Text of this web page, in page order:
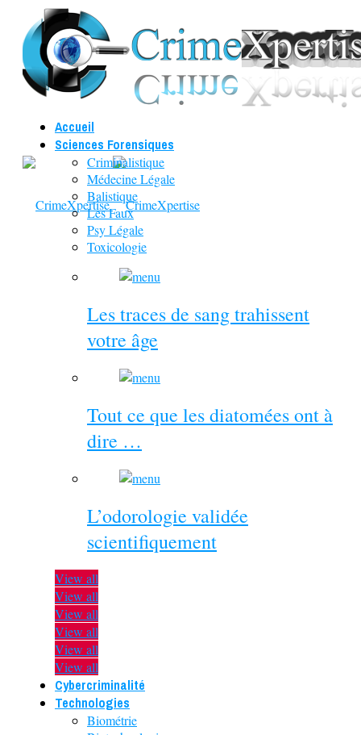
Accueil
Sciences Forensiques
Criminalistique
Médecine Légale
Balistique
Les Faux
Psy Légale
Toxicologie
Les traces de sang trahissent
votre âge
Tout ce que les diatomées ont à
dire …
L’odorologie validée
scientifiquement
View all
View all
View all
View all
View all
View all
Cybercriminalité
Technologies
Biométrie